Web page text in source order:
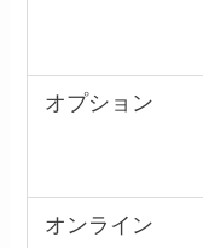
オプション
オンライン